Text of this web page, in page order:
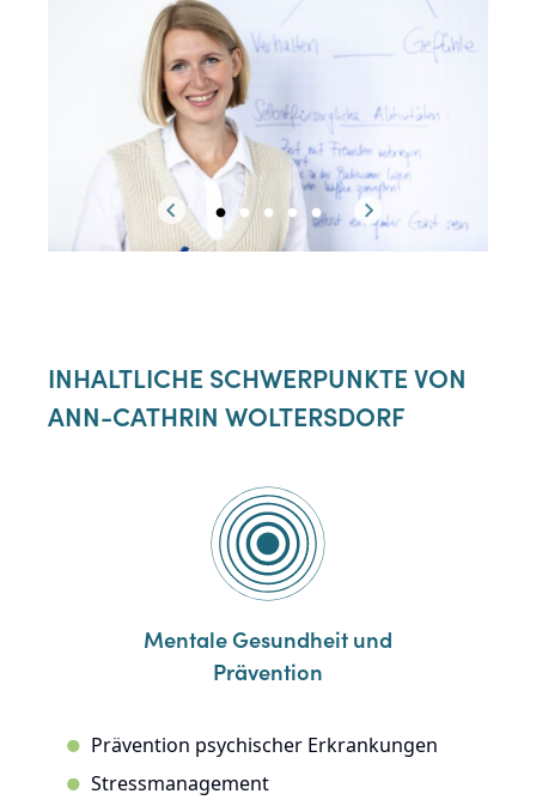
INHALTLICHE SCHWERPUNKTE VON
ANN-CATHRIN WOLTERSDORF
Mentale Gesundheit und
Prävention
Prävention psychischer Erkrankungen
Stressmanagement